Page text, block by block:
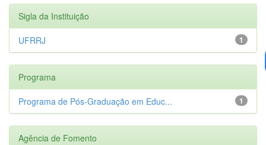
Sigla da Instituição
1
UFRRJ
Programa
1
Programa de Pós-Graduação em Educ...
Agência de Fomento